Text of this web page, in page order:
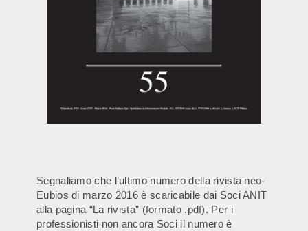
Segnaliamo che l’ultimo numero della rivista neo-
Eubios di marzo 2016 è scaricabile dai Soci ANIT
alla pagina “La rivista” (formato .pdf). Per i
professionisti non ancora Soci il numero è